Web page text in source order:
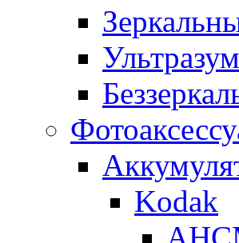
Ультразум
Kodak